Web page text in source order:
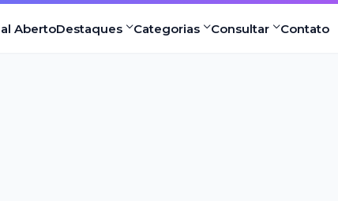
AbertoDestaques Categorias Consultar Contato